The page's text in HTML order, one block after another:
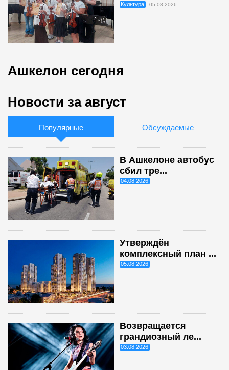
Культура 05.08.2026
Ашкелон сегодня
Новости за август
Популярные Обсуждаемые
В Ашкелоне автобус
сбил тре...
04.08.2026
Утверждён
комплексный план ...
05.08.2026
Возвращается
грандиозный ле...
03.08.2026